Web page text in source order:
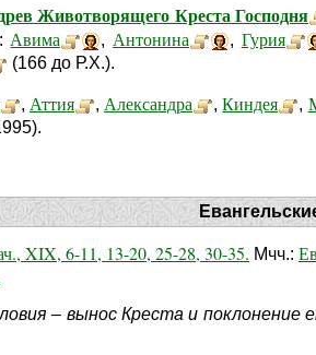
Животворящего Креста Господня
Авима , Антонина , Гурия
(166 до Р.Х.).
, Аттия , Александра ,Киндея ,
XIX, 6-11, 13-20, 25-28, 30-35. Мчч.:
– вынос Креста и